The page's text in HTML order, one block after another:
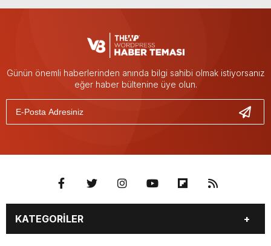
Günün önemli haberlerinden anında bilgi sahibi olmak istiyorsanız
eğer haber bültenine üye olun.
KATEGORİLER